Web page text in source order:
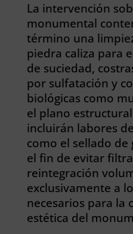
La intervención
monumental
término una
piedra caliza para
de suciedad,
por sulfatación y
biológicas como
el plano
incluirán labores
como el sellado de
el fin de evitar
reintegración
exclusivamente a
necesarios para la
estética del